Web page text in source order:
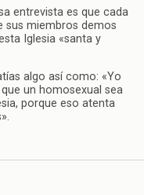
entrevista es que cada
sus miembros demos
Iglesia «santa y
algo así como: «Yo
un homosexual sea
porque eso atenta